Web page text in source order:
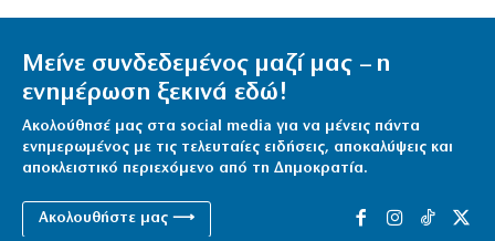
Μείνε συνδεδεμένος μαζί μας – η
ενημέρωση ξεκινά εδώ!
Ακολούθησέ μας στα social media για να μένεις πάντα
ενημερωμένος με τις τελευταίες ειδήσεις, αποκαλύψεις και
αποκλειστικό περιεχόμενο από τη Δημοκρατία.
Ακολουθήστε μας ⟶